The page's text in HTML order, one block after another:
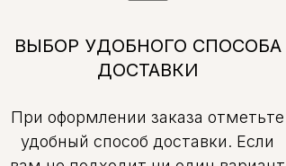
ВЫБОР УДОБНОГО СПОСОБА
ДОСТАВКИ
При оформлении заказа отметьте
удобный способ доставки. Если